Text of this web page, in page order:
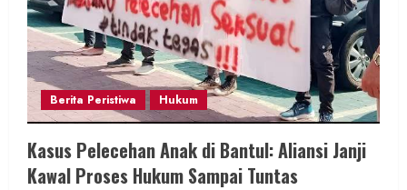
d
i
n
g
Berita Peristiwa Hukum
Kasus Pelecehan Anak di Bantul: Aliansi Janji
Kawal Proses Hukum Sampai Tuntas